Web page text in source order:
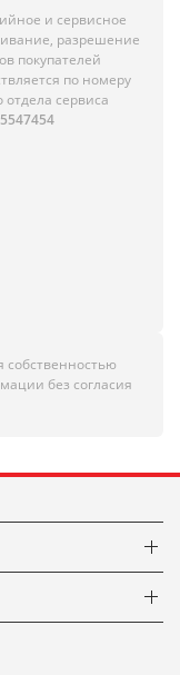
и сервисное
разрешение
покупателей
по номеру
отдела сервиса
собственностью
без согласия